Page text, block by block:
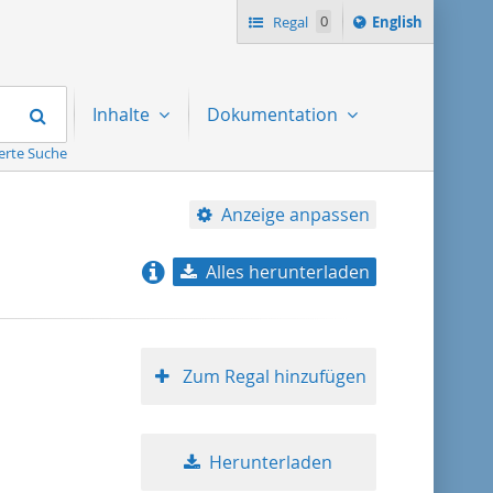
Regal 0
Switch
language
English
Suchen
Suche
Inhalte Dokumentation
Anzeige anpassen
Titel aufsteigend
Alles herunterladen
Zum Regal hinzufügen
Herunterladen